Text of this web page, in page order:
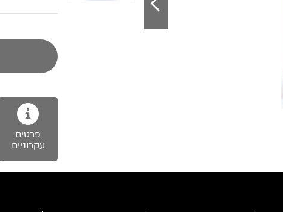
פרטים
עקרוניים